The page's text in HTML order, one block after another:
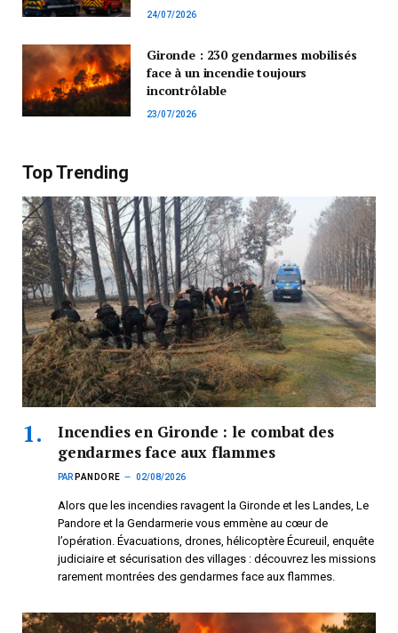
24/07/2026
Gironde : 230 gendarmes mobilisés
face à un incendie toujours
incontrôlable
23/07/2026
Top Trending
Incendies en Gironde : le combat des
gendarmes face aux flammes
PAR PANDORE 02/08/2026
Alors que les incendies ravagent la Gironde et les Landes, Le
Pandore et la Gendarmerie vous emmène au cœur de
l’opération. Évacuations, drones, hélicoptère Écureuil, enquête
judiciaire et sécurisation des villages : découvrez les missions
rarement montrées des gendarmes face aux flammes.